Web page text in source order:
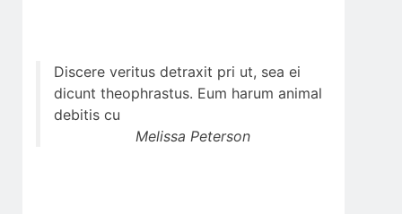
Discere veritus detraxit pri ut, sea ei
dicunt theophrastus. Eum harum animal
debitis cu
Melissa Peterson